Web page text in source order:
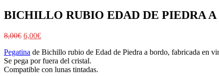
BICHILLO RUBIO EDAD DE PIEDRA A
8,00€ 6,00€
Pegatina de Bichillo rubio de Edad de Piedra a bordo, fabricada en
Se pega por fuera del cristal.
Compatible con lunas tintadas.